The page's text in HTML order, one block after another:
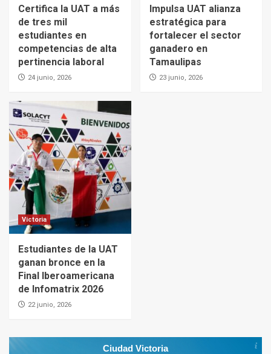
Certifica la UAT a más
de tres mil
estudiantes en
competencias de alta
pertinencia laboral
24 junio, 2026
Impulsa UAT alianza
estratégica para
fortalecer el sector
ganadero en
Tamaulipas
23 junio, 2026
Victoria
Estudiantes de la UAT
ganan bronce en la
Final Iberoamericana
de Infomatrix 2026
22 junio, 2026
Ciudad Victoria